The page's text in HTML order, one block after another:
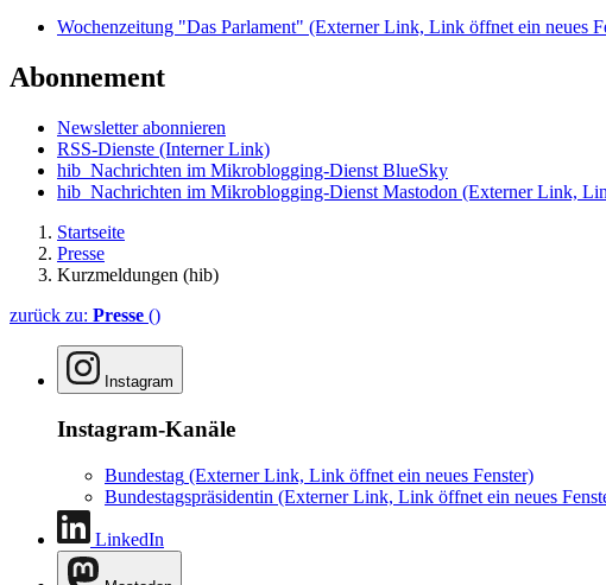
Wochenzeitung "Das Parlament" (Externer Link, Link öffnet ein neues
Abonnement
Newsletter abonnieren
RSS-Dienste (Interner Link)
hib_Nachrichten im Mikroblogging-Dienst BlueSky
hib_Nachrichten im Mikroblogging-Dienst Mastodon (Externer Link,
Startseite
Presse
Kurzmeldungen (hib)
zurück zu: Presse ()
Instagram
Instagram-Kanäle
Bundestag (Externer Link, Link öffnet ein neues Fenster)
Bundestagspräsidentin (Externer Link, Link öffnet ein neues
LinkedIn